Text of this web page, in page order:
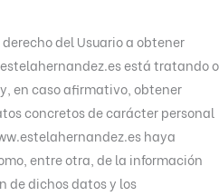
derecho del Usuario a obtener
está tratando o
en caso afirmativo, obtener
concretos de carácter personal
haya
entre otra, de la información
de dichos datos y los